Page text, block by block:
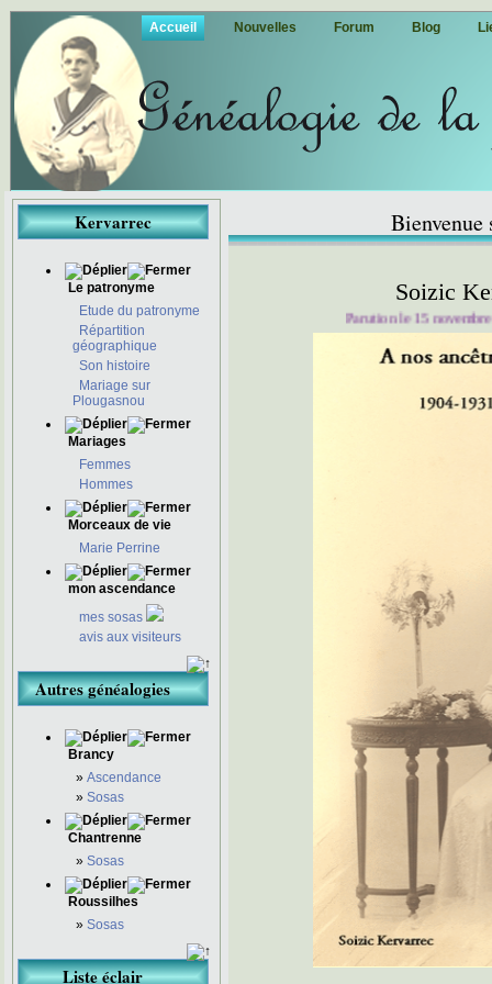
Accueil Nouvelles Forum Blog
Kervarrec
Le patronyme
Etude du patronyme
Répartition
géographique
Son histoire
Mariage sur
Plougasnou
Mariages
Femmes
Hommes
Morceaux de vie
Marie Perrine
mon ascendance
mes sosas
avis aux visiteurs
Autres généalogies
Brancy
» Ascendance
» Sosas
Chantrenne
» Sosas
Roussilhes
» Sosas
Liste éclair
Bienvenue
Soizic
Parution le 15 novembre